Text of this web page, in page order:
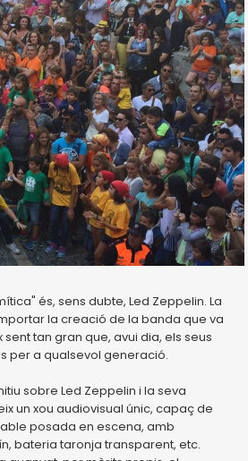
és, sens dubte, Led Zeppelin. La
la creació de la banda que va
tan gran que, avui dia, els seus
per a qualsevol generació.
sobre Led Zeppelin i la seva
un xou audiovisual únic, capaç de
posada en escena, amb
bateria taronja transparent, etc.